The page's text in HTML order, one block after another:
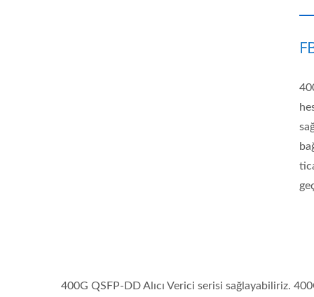
400G QSFP-DD Alıcı Verici serisi sağlayabiliriz.